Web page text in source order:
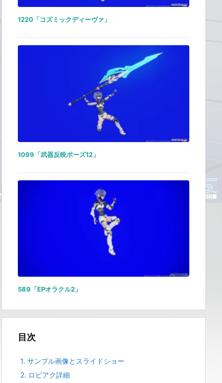
1220「コズミックディーヴァ」
1099「武器反映ポーズ12」
589「EPオラクル2」
目次
1. サンプル画像とスライドショー
2. ロビアク詳細